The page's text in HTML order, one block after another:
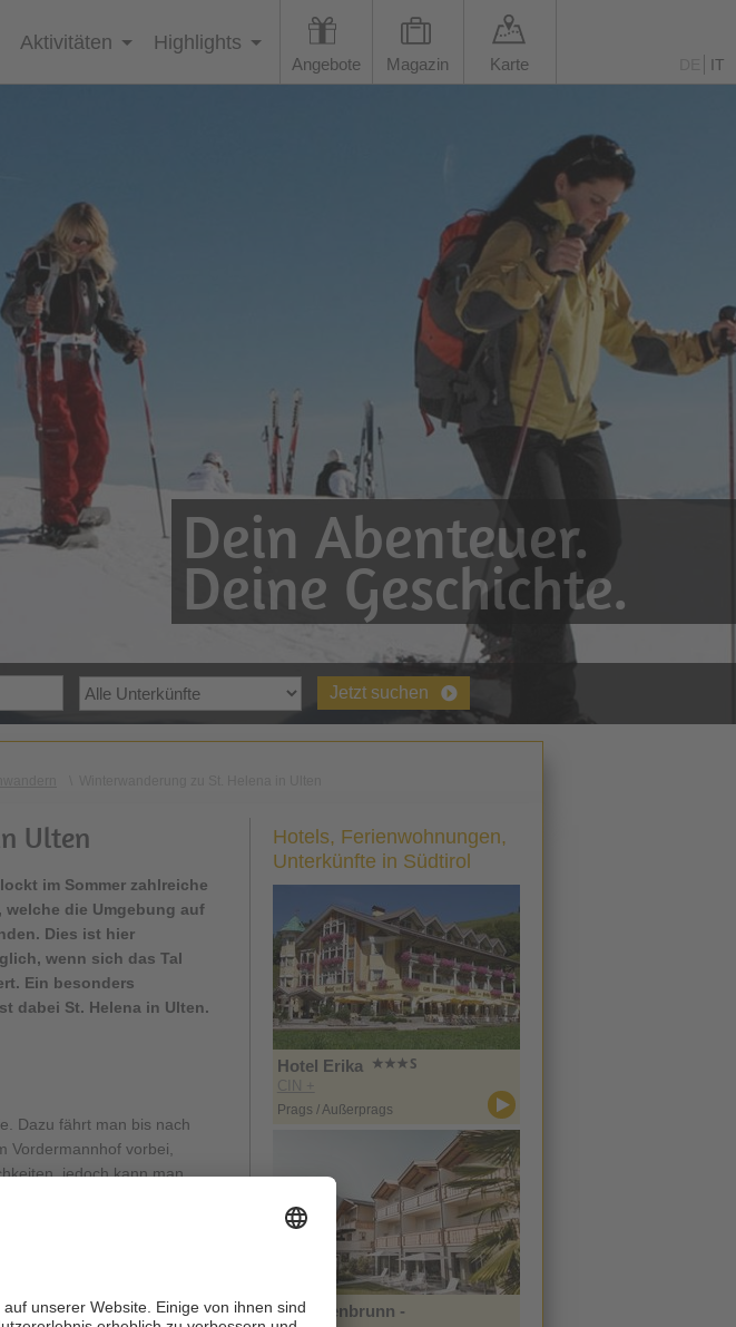
Aktivitäten Highlights
Angebote Magazin Karte IT
Dein Abenteuer.
Deine Geschichte.
Jetzt suchen
Ulten
im Sommer zahlreiche
welche die Umgebung auf
Dies ist hier
wenn sich das Tal
Ein besonders
dabei St. Helena in Ulten.
Dazu fährt man bis nach
Vordermannhof vorbei,
jedoch kann man
hat, besondere
einen größeren Parkplatz
Halsmannhof folgen und
Hotels, Ferienwohnungen,
Unterkünfte in Südtirol
Hotel Erika
CIN +
Prags / Außerprags
Im Tiefenbrunn -